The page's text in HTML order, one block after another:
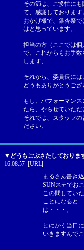
その節は、ご多忙に
て、感謝しております
おかげ様で、銀杏祭
はと思っています。
担当の方（ここでは
で、これからもお手
します。
それから、委員長に
どうもありがとうござ
もし、パフォーマン
たら、やらせていた
それでは、スタッフ
ださい。
▼ どうもごぶさたしておりま
16:08:57 [URL]
まるさん書き
SUNステでお
この間してい
ことになると
は・・・。
とにかく当日
いきますんで